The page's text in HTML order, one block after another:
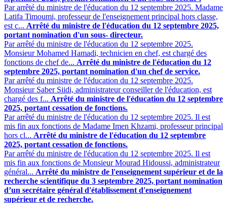
Par arrêté du ministre de l'éducation du 12 septembre 2025. Madame
Latifa Timoumi, professeur de l'enseignement principal hors classe,
est c... Arrêté du ministre de l'éducation du 12 septembre 2025,
portant nomination d'un sous- directeur.
Par arrêté du ministre de l'éducation du 12 septembre 2025.
Monsieur Mohamed Hamadi, technicien en chef, est chargé des
fonctions de chef de... Arrêté du ministre de l'éducation du 12
septembre 2025, portant nomination d'un chef de service.
Par arrêté du ministre de l'éducation du 12 septembre 2025.
Monsieur Saber Siidi, administrateur conseiller de l'éducation, est
chargé des f... Arrêté du ministre de l'éducation du 12 septembre
2025, portant cessation de fonctions.
Par arrêté du ministre de l'éducation du 12 septembre 2025. Il est
mis fin aux fonctions de Madame Imen Khzami, professeur principal
hors cl... Arrêté du ministre de l'éducation du 12 septembre
2025, portant cessation de fonctions.
Par arrêté du ministre de l'éducation du 12 septembre 2025. Il est
mis fin aux fonctions de Monsieur Mourad Hidoussi, administrateur
général... Arrêté du ministre de l'enseignement supérieur et de la
recherche scientifique du 3 septembre 2025, portant nomination
d’un secrétaire général d'établissement d'enseignement
supérieur et de recherche.